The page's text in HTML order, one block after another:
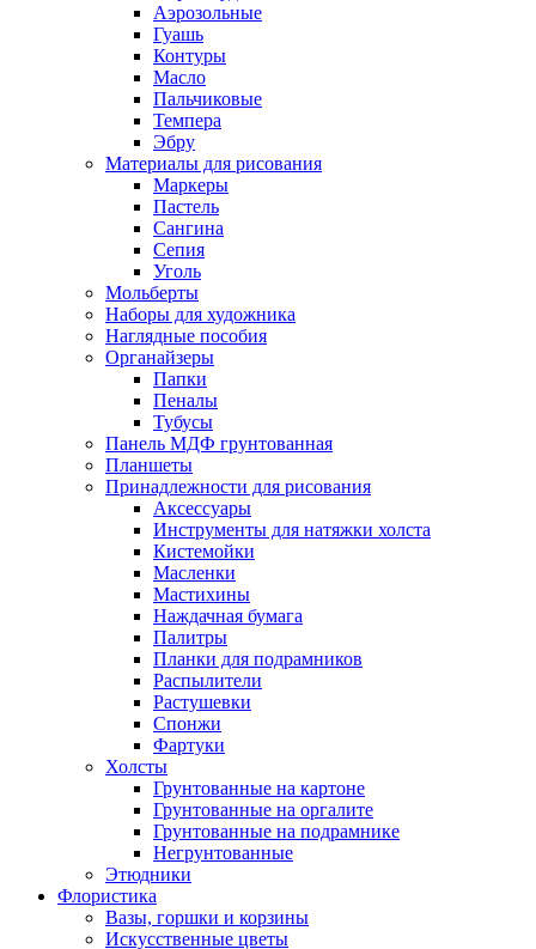
Аэрозольные
Гуашь
Контуры
Масло
Пальчиковые
Темпера
Эбру
Материалы для рисования
Маркеры
Пастель
Сангина
Сепия
Уголь
Мольберты
Наборы для художника
Наглядные пособия
Органайзеры
Папки
Пеналы
Тубусы
Панель МДФ грунтованная
Планшеты
Принадлежности для рисования
Аксессуары
Инструменты для натяжки холста
Кистемойки
Масленки
Мастихины
Наждачная бумага
Палитры
Планки для подрамников
Распылители
Растушевки
Спонжи
Фартуки
Холсты
Грунтованные на картоне
Грунтованные на оргалите
Грунтованные на подрамнике
Негрунтованные
Этюдники
Флористика
Вазы, горшки и корзины
Искусственные цветы